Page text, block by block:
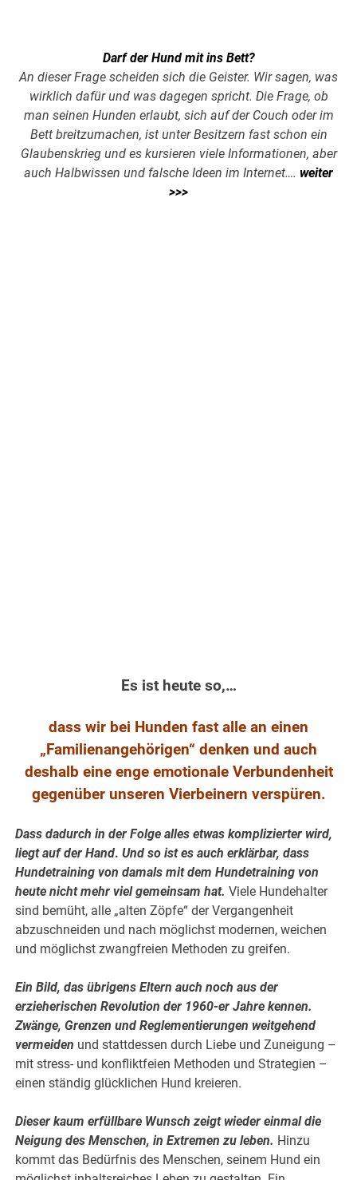
Darf der Hund mit ins Bett?
An dieser Frage scheiden sich die Geister. Wir sagen, was
wirklich dafür und was dagegen spricht. Die Frage, ob
man seinen Hunden erlaubt, sich auf der Couch oder im
Bett breitzumachen, ist unter Besitzern fast schon ein
Glaubenskrieg und es kursieren viele Informationen, aber
auch Halbwissen und falsche Ideen im Internet…. weiter
>>>
Es ist heute so,…
dass wir bei Hunden fast alle an einen
„Familienangehörigen“ denken und auch
deshalb eine enge emotionale Verbundenheit
gegenüber unseren Vierbeinern verspüren.
Dass dadurch in der Folge alles etwas komplizierter wird,
liegt auf der Hand. Und so ist es auch erklärbar, dass
Hundetraining von damals mit dem Hundetraining von
heute nicht mehr viel gemeinsam hat. Viele Hundehalter
sind bemüht, alle „alten Zöpfe“ der Vergangenheit
abzuschneiden und nach möglichst modernen, weichen
und möglichst zwangfreien Methoden zu greifen.
Ein Bild, das übrigens Eltern auch noch aus der
erzieherischen Revolution der 1960-er Jahre kennen.
Zwänge, Grenzen und Reglementierungen weitgehend
vermeiden und stattdessen durch Liebe und Zuneigung –
mit stress- und konfliktfeien Methoden und Strategien –
einen ständig glücklichen Hund kreieren.
Dieser kaum erfüllbare Wunsch zeigt wieder einmal die
Neigung des Menschen, in Extremen zu leben. Hinzu
kommt das Bedürfnis des Menschen, seinem Hund ein